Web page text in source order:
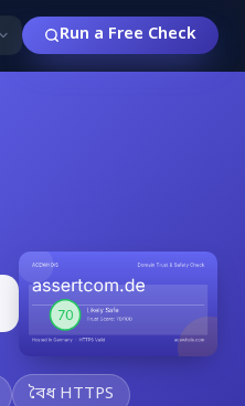
Run a Free Check
বৈধ HTTPS